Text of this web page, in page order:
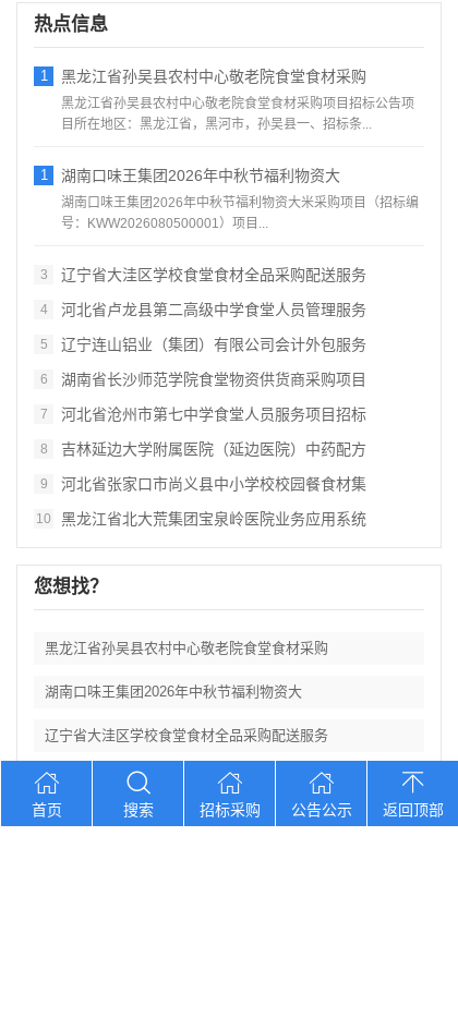
热点信息
1 黑龙江省孙吴县农村中心敬老院食堂食材采购
黑龙江省孙吴县农村中心敬老院食堂食材采购项目招标公告项
目所在地区：黑龙江省，黑河市，孙吴县一、招标条...
1 湖南口味王集团2026年中秋节福利物资大
湖南口味王集团2026年中秋节福利物资大米采购项目（招标编
号：KWW2026080500001）项目...
3 辽宁省大洼区学校食堂食材全品采购配送服务
4 河北省卢龙县第二高级中学食堂人员管理服务
5 辽宁连山铝业（集团）有限公司会计外包服务
6 湖南省长沙师范学院食堂物资供货商采购项目
7 河北省沧州市第七中学食堂人员服务项目招标
8 吉林延边大学附属医院（延边医院）中药配方
9 河北省张家口市尚义县中小学校校园餐食材集
10 黑龙江省北大荒集团宝泉岭医院业务应用系统
您想找？
黑龙江省孙吴县农村中心敬老院食堂食材采购
湖南口味王集团2026年中秋节福利物资大
辽宁省大洼区学校食堂食材全品采购配送服务
河北省卢龙县第二高级中学食堂人员管理服务
辽宁连山铝业（集团）有限公司会计外包服务
首页 搜索 招标采购 公告公示 返回顶部